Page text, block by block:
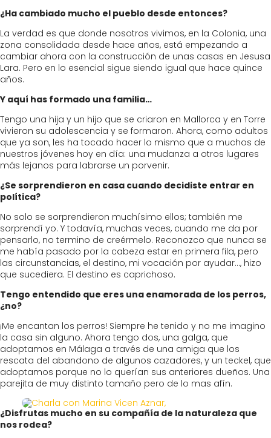
¿Ha cambiado mucho el pueblo desde entonces?
La verdad es que donde nosotros vivimos, en la Colonia, una
zona consolidada desde hace años, está empezando a
cambiar ahora con la construcción de unas casas en Jesusa
Lara. Pero en lo esencial sigue siendo igual que hace quince
años.
Y aquí has formado una familia…
Tengo una hija y un hijo que se criaron en Mallorca y en Torre
vivieron su adolescencia y se formaron. Ahora, como adultos
que ya son, les ha tocado hacer lo mismo que a muchos de
nuestros jóvenes hoy en día: una mudanza a otros lugares
más lejanos para labrarse un porvenir.
¿Se sorprendieron en casa cuando decidiste entrar en
política?
No solo se sorprendieron muchísimo ellos; también me
sorprendí yo. Y todavía, muchas veces, cuando me da por
pensarlo, no termino de creérmelo. Reconozco que nunca se
me había pasado por la cabeza estar en primera fila, pero
las circunstancias, el destino, mi vocación por ayudar…, hizo
que sucediera. El destino es caprichoso.
Tengo entendido que eres una enamorada de los perros,
¿no?
¡Me encantan los perros! Siempre he tenido y no me imagino
la casa sin alguno. Ahora tengo dos, una galga, que
adoptamos en Málaga a través de una amiga que los
rescata del abandono de algunos cazadores, y un teckel, que
adoptamos porque no lo querían sus anteriores dueños. Una
parejita de muy distinto tamaño pero de lo mas afín.
¿Disfrutas mucho en su compañía de la naturaleza que
nos rodea?